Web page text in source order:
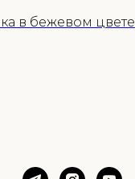
в бежевом цвете